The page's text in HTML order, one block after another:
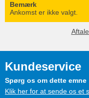
Bemærk
Ankomst er ikke valgt.
Kundeservice
Spørg os om dette emne
Klik her for at sende os et